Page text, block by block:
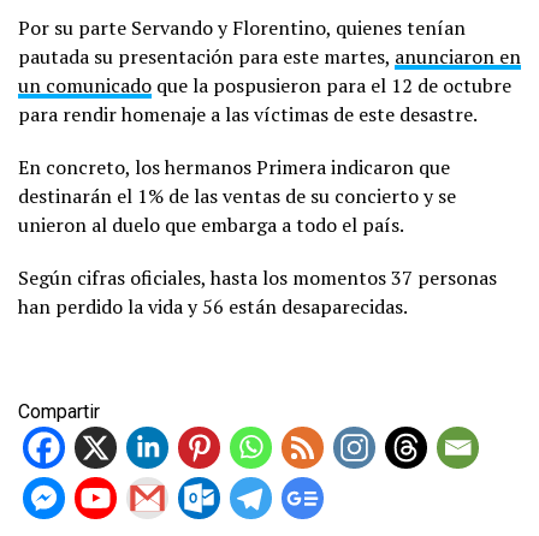
Por su parte Servando y Florentino, quienes tenían
pautada su presentación para este martes, anunciaron en
un comunicado que la pospusieron para el 12 de octubre
para rendir homenaje a las víctimas de este desastre.
En concreto, los hermanos Primera indicaron que
destinarán el 1% de las ventas de su concierto y se
unieron al duelo que embarga a todo el país.
Según cifras oficiales, hasta los momentos 37 personas
han perdido la vida y 56 están desaparecidas.
Compartir